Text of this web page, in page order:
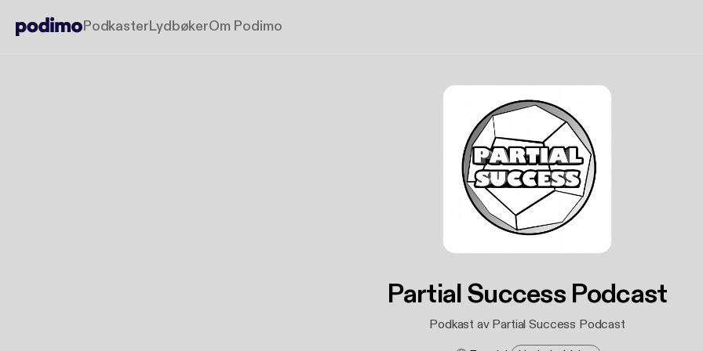
PodkasterLydbøkerOm Podimo
Partial Success Podcast
Podkast av Partial Success Podcast